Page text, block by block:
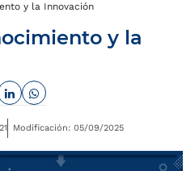
y la Innovación
y la
LinkedinWhatsapp
Modificación: 05/09/2025